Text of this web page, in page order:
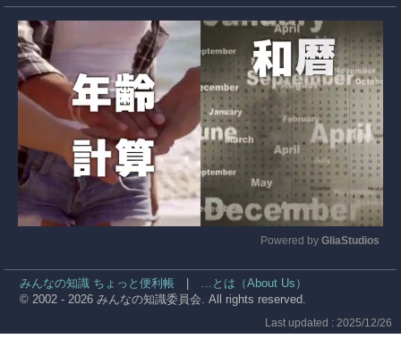
Powered by GliaStudios
みんなの知識 ちょっと便利帳
…とは（About Us）
© 2002 - 2026 みんなの知識委員会. All rights reserved.
Last updated : 2025/12/26